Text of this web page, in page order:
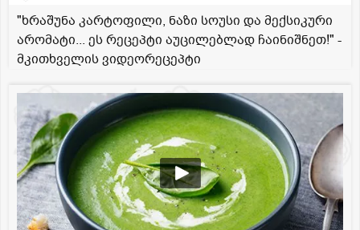
"ხრაშუნა კარტოფილი, ნაზი სოუსი და მექსიკური
არომატი... ეს რეცეპტი აუცილებლად ჩაინიშნეთ!" -
მკითხველის ვიდეორეცეპტი